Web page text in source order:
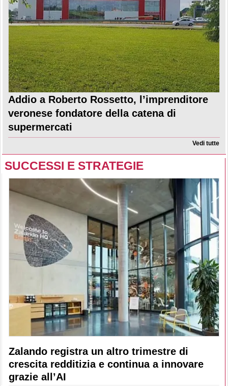
Addio a Roberto Rossetto, l’imprenditore
veronese fondatore della catena di
supermercati
Vedi tutte
SUCCESSI E STRATEGIE
Zalando registra un altro trimestre di
crescita redditizia e continua a innovare
grazie all’AI